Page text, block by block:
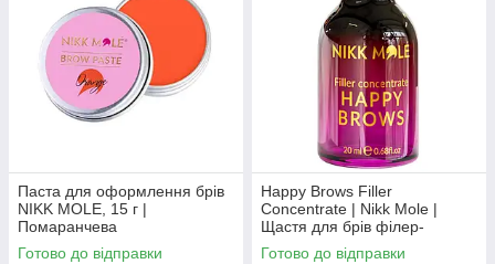
Паста для оформлення брів
NIKK MOLE, 15 г |
Помаранчева
Готово до відправки
Happy Brows Filler
Concentrate | Nikk Mole |
Щастя для брів філер-
концентрат | 20 мл
Готово до відправки